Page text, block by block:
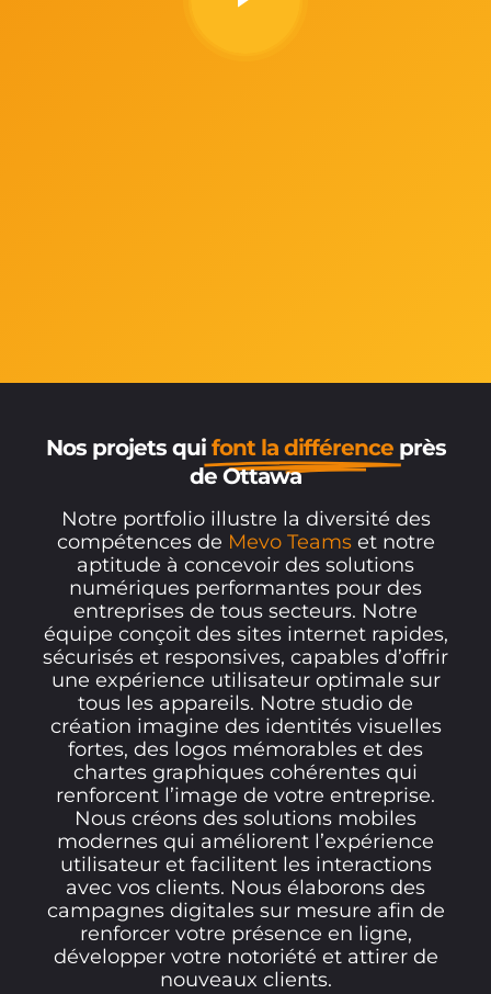
Nos projets qui font la différence près
de Ottawa
Notre portfolio illustre la diversité des
compétences de Mevo Teamset notre
aptitude à concevoir des solutions
numériques performantes pour des
entreprises de tous secteurs. Notre
équipe conçoit des sites internet rapides,
sécurisés et responsives, capables d’offrir
une expérience utilisateur optimale sur
tous les appareils. Notre studio de
création imagine des identités visuelles
fortes, des logos mémorables et des
chartes graphiques cohérentes qui
renforcent l’image de votre entreprise.
Nous créons des solutions mobiles
modernes qui améliorent l’expérience
utilisateur et facilitent les interactions
avec vos clients. Nous élaborons des
campagnes digitales sur mesure afin de
renforcer votre présence en ligne,
développer votre notoriété et attirer de
nouveaux clients.